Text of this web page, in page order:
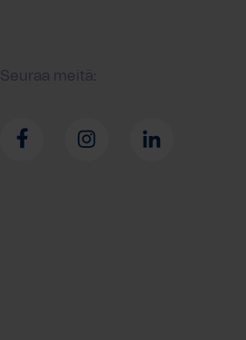
Seuraa meitä: